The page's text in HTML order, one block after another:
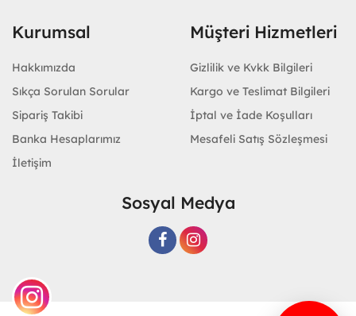
Kurumsal
Hakkımızda
Sıkça Sorulan Sorular
Sipariş Takibi
Banka Hesaplarımız
İletişim
Müşteri Hizmetleri
Gizlilik ve Kvkk Bilgileri
Kargo ve Teslimat Bilgileri
İptal ve İade Koşulları
Mesafeli Satış Sözleşmesi
Sosyal Medya